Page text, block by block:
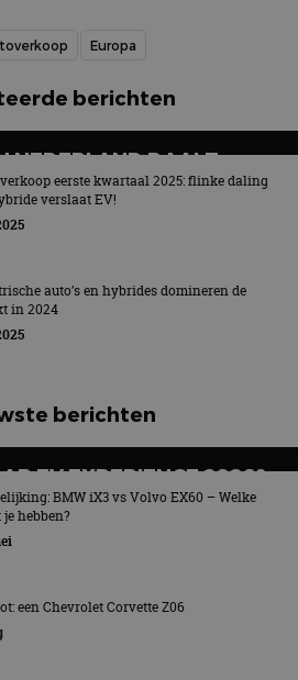
Europa
berichten
NEDERLAND DAALT
2026
minder auto's verkocht dan in
eerste kwartaal 2025: flinke daling
verslaat EV!
auto’s en hybrides domineren de
in 2024
berichten
EV EXPERIENCE 2026?
HET!
24 tot 26 september
BMW iX3 vs Volvo EX60 – Welke
je hebben?
een Chevrolet Corvette Z06